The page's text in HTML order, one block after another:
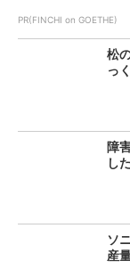
PR(FINCHI on GOETHE)
松
っ
障
し
ソ
産